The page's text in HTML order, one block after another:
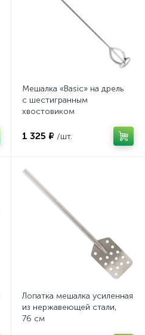
Мешалка «Basic» на дрель
с шестигранным
хвостовиком
1 325 ₽ /шт.
Лопатка мешалка усиленная
из нержавеющей стали,
76 см